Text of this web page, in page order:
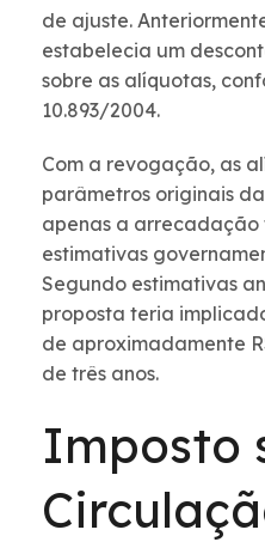
de ajuste.
estabelecia um
sobre as alíquotas,
10.893/2004.
Com a revogação, as
parâmetros originais
apenas a arrecadação
estimativas
Segundo estimativas
proposta teria
de aproximadamente
de três anos.
Imposto